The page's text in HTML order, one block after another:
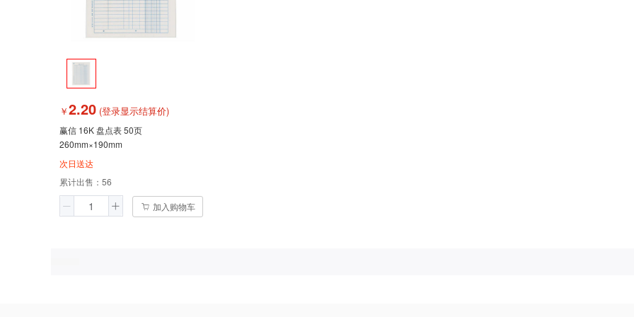
￥2.20 (登录显示结算价)
赢信 16K 盘点表 50页
260mm×190mm
次日送达
累计出售： 56
加入购物车